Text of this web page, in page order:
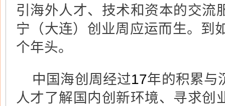
引海外人才、技术和资本的交流
宁（大连）创业周应运而生。到
个年头。
中国海创周经过17年的积累与
人才了解国内创新环境、寻求创